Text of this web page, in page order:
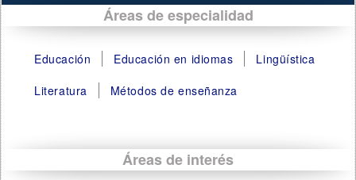
Áreas de especialidad
Educación Educación en idiomas
Lingüística
Literatura
Métodos de enseñanza
Áreas de interés